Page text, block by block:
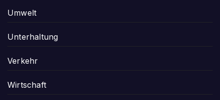
Umwelt
Unterhaltung
Verkehr
Wirtschaft